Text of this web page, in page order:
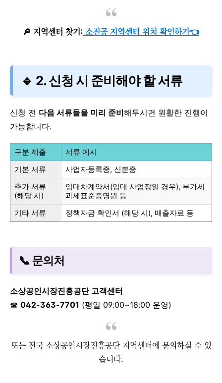
🔎 지역센터 찾기: 소진공 지역센터 위치 확인하기👈
🔹 2. 신청 시 준비해야 할 서류
신청 전 다음 서류들을 미리 준비해두시면 원활한 진행이
가능합니다.
구분 제출
서류 예시
기본 서류
사업자등록증, 신분증
추가 서류
(해당 시)
임대차계약서(임대 사업장일 경우), 부가세
과세표준증명원 등
기타 서류
정책자금 확인서 (해당 시), 매출자료 등
📞 문의처
소상공인시장진흥공단 고객센터
☎ 042-363-7701 (평일 09:00~18:00 운영)
또는 전국 소상공인시장진흥공단 지역센터에 문의하실 수 있
습니다.